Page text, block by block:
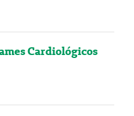
Cardiológicos